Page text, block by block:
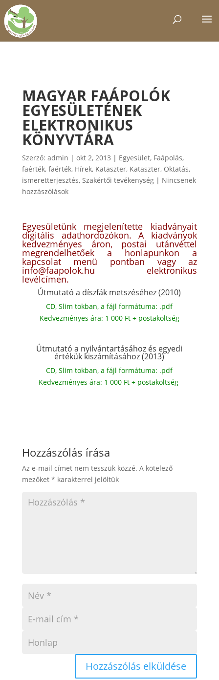
MAGYAR FAÁPOLÓK
EGYESÜLETÉNEK
ELEKTRONIKUS
KÖNYVTÁRA
Szerző: admin | okt 2, 2013 | Egyesület, Faápolás,
faérték, faérték, Hírek, Kataszter, Kataszter, Oktatás,
ismeretterjesztés, Szakértői tevékenység| Nincsenek
hozzászólások
Egyesületünk megjelenítette kiadványait
digitális adathordozókon. A kiadványok
kedvezményes áron, postai utánvéttel
megrendelhetőek a honlapunkon a
kapcsolat menü pontban vagy az
info@faapolok.hu elektronikus
levélcímen.
Útmutató a díszfák metszéséhez (2010)
CD, Slim tokban, a fájl formátuma: .pdf
Kedvezményes ára: 1 000 Ft + postaköltség
Útmutató a nyilvántartásához és egyedi
értékük kiszámításához (2013)
CD, Slim tokban, a fájl formátuma: .pdf
Kedvezményes ára: 1 000 Ft + postaköltség
Hozzászólás írása
Az e-mail címet nem tesszük közzé. A kötelező
mezőket * karakterrel jelöltük